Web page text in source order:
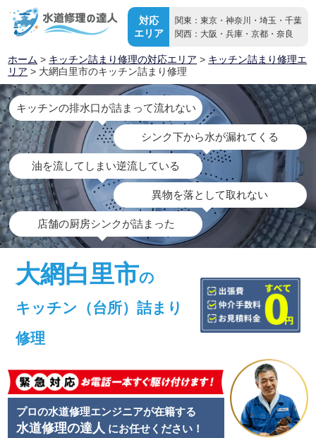
対応
エリア
関東：東京・神奈川・埼玉・千葉
関西：大阪・兵庫・京都・奈良
ホーム > キッチン詰まり修理の対応エリア > キッチン詰まり修理エ
リア > 大網白里市のキッチン詰まり修理
キッチンの排水口が詰まって流れない
シンク下から水が漏れてくる
油を流してしまい逆流している
異物を落として取れない
店舗の厨房シンクが詰まった
大網白里市の
キッチン（台所）詰まり
修理
プロの水道修理エンジニアが在籍する
水道修理の達人 にお任せください！